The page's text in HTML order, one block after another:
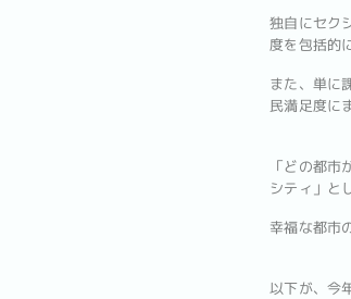
独自にセク
度を包括的
また、単に
民満足度に
「どの都
シティ」と
幸福な都市
以下が、今